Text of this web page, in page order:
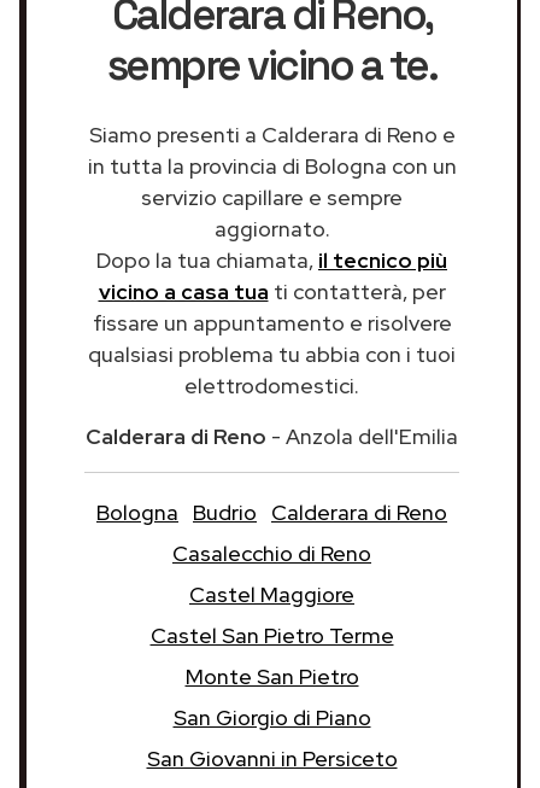
Calderara di Reno,
sempre vicino a te.
Siamo presenti a Calderara di Reno e
in tutta la provincia di Bologna con un
servizio capillare e sempre
aggiornato.
Dopo la tua chiamata, il tecnico più
vicino a casa tua ti contatterà, per
fissare un appuntamento e risolvere
qualsiasi problema tu abbia con i tuoi
elettrodomestici.
Calderara di Reno - Anzola dell'Emilia
Bologna Budrio
Calderara di Reno
Casalecchio di Reno
Castel Maggiore
Castel San Pietro Terme
Monte San Pietro
San Giorgio di Piano
San Giovanni in Persiceto